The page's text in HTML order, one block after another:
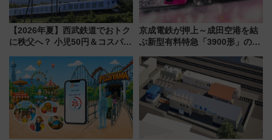
【2026年夏】西武鉄道でおトク
に秩父へ？ 小児50円＆コスパ最
族旅行！ 深夜の正丸トンネル探
検や特急ラビューも
京成電鉄が押上～成田空港を結
ぶ新型有料特急「3900形」のコ
募集も実施